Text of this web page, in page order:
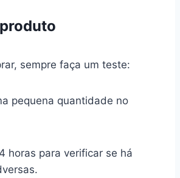
sempre faça um teste:
pequena quantidade no
horas para verificar se há